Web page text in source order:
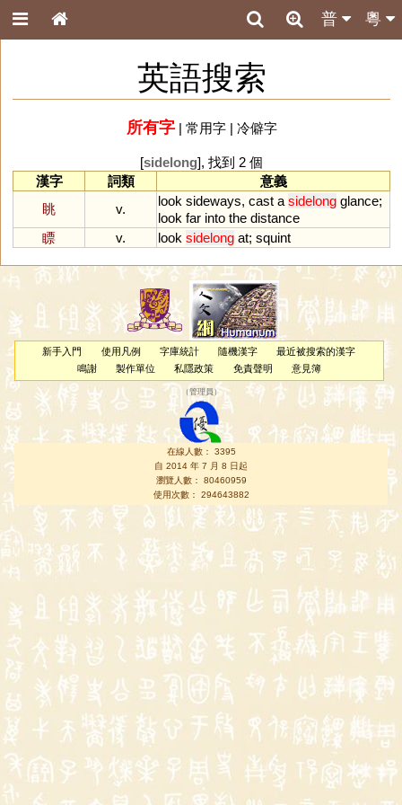
粵
普
英語搜索
所有字| 常用字| 冷僻字
[sidelong], 找到 2 個
漢字
詞類
意義
眺
v.
look sideways, cast a sidelong glance;
look far into the distance
瞟
v. look sidelong at; squint
新手入門 使用凡例 字庫統計 隨機漢字
最近被搜索的漢字
鳴謝
製作單位 私隱政策 免責聲明 意見簿
（管理員 ）
在線人數： 3395
自 2014 年 7 月 8 日起
瀏覽人數： 80460959
使用次數： 294643882